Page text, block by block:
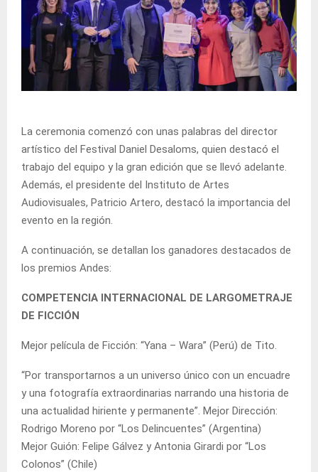
La ceremonia comenzó con unas palabras del director
artístico del Festival Daniel Desaloms, quien destacó el
trabajo del equipo y la gran edición que se llevó adelante.
Además, el presidente del Instituto de Artes
Audiovisuales, Patricio Artero, destacó la importancia del
evento en la región.
A continuación, se detallan los ganadores destacados de
los premios Andes:
COMPETENCIA INTERNACIONAL DE LARGOMETRAJE
DE FICCIÓN
Mejor película de Ficción: “Yana – Wara” (Perú) de Tito.
“Por transportarnos a un universo único con un encuadre
y una fotografía extraordinarias narrando una historia de
una actualidad hiriente y permanente”. Mejor Dirección:
Rodrigo Moreno por “Los Delincuentes” (Argentina)
Mejor Guión: Felipe Gálvez y Antonia Girardi por “Los
Colonos” (Chile)